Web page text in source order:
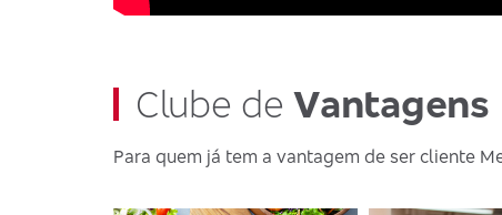
Clube deVantagens
Para quem já tem a vantagem de ser cliente